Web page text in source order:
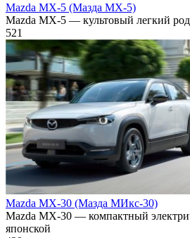
Mazda MX-5 (Мазда МХ-5)
Mazda MX-5 — культовый легкий
521
Mazda MX-30 (Мазда МИкс-30)
Mazda MX-30 — компактный
японской